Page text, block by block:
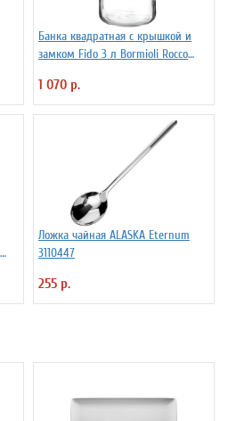
Банка квадратная с крышкой и
замком Fido 3 л Bormioli Rocco
1 070 р.
Ложка чайная ALASKA Eternum
3110447
255 р.